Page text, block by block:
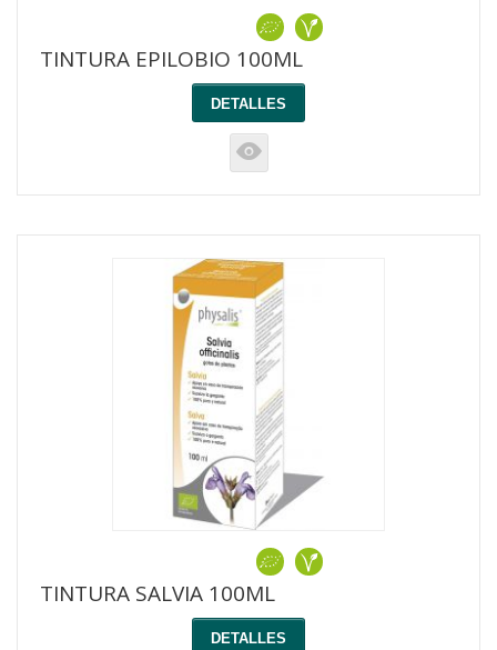
TINTURA EPILOBIO 100ML
DETALLES
K
TINTURA SALVIA 100ML
DETALLES